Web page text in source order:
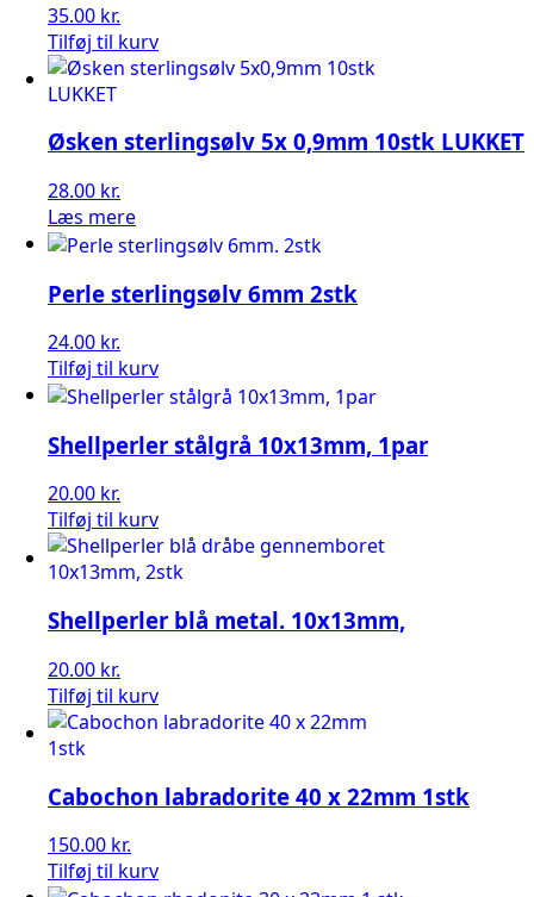
35.00 kr.
Tilføj til kurv
Øsken sterlingsølv 5x 0,9mm 10stk LUKKET
28.00 kr.
Læs mere
Perle sterlingsølv 6mm 2stk
24.00 kr.
Tilføj til kurv
Shellperler stålgrå 10x13mm, 1par
20.00 kr.
Tilføj til kurv
Shellperler blå metal. 10x13mm,
20.00 kr.
Tilføj til kurv
Cabochon labradorite 40 x 22mm 1stk
150.00 kr.
Tilføj til kurv